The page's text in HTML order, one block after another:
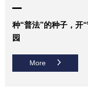
种“普法”的种子，
园
More